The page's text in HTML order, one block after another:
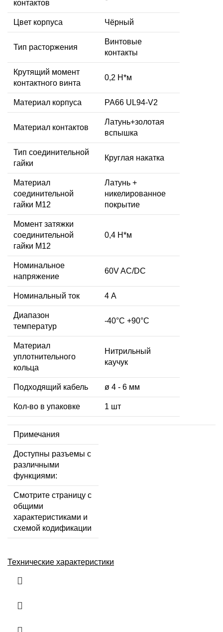
контактов
Цвет корпуса Чёрный
Тип расторжения
Винтовые
контакты
Крутящий момент
контактного винта
0,2 Н*м
Материал корпуса PA66 UL94-V2
Материал контактов
Латунь+золотая
вспышка
Тип соединительной
гайки
Круглая накатка
Материал
соединительной
гайки M12
Латунь +
никелированное
покрытие
Момент затяжки
соединительной
гайки M12
0,4 Н*м
Номинальное
напряжение
60V AC/DC
Номинальный ток 4 А
Диапазон
температур
-40°C +90°C
Материал
уплотнительного
кольца
Нитрильный
каучук
Подходящий кабель ø 4 - 6 мм
Кол-во в упаковке 1 шт
Примечания
Доступны разъемы с
различными
функциями:
Смотрите страницу с
общими
характеристиками и
схемой кодификации
Технические характеристики